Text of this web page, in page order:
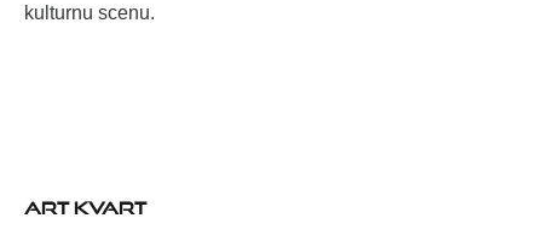
kulturnu scenu.
ART KVART